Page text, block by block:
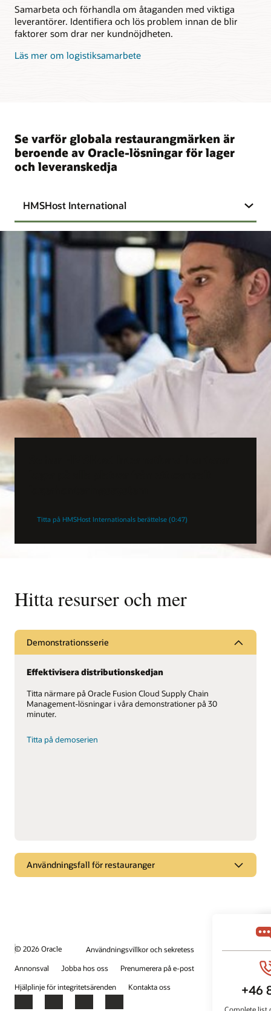
Samarbeta och förhandla om åtaganden med viktiga
leverantörer. Identifiera och lös problem innan de blir
faktorer som drar ner kundnöjdheten.
Läs mer om logistiksamarbete
Se varför globala restaurangmärken är
beroende av Oracle-lösningar för lager
och leveranskedja
HMSHost International
Titta på HMSHost Internationals berättelse (0:47)
Hitta resurser och mer
Demonstrationsserie
Effektivisera distributionskedjan
Titta närmare på Oracle Fusion Cloud Supply Chain
Management-lösningar i våra demonstrationer på 30
minuter.
Titta på demoserien
Användningsfall för restauranger
Titta på videon om ölbryggning
© 2026 Oracle
Användningsvillkor och sekretess
Annonsval
Jobba hos oss
Prenumerera på e-post
Hjälplinje för integritetsärenden
Kontakta oss
Facebook
X LinkedInYouTube